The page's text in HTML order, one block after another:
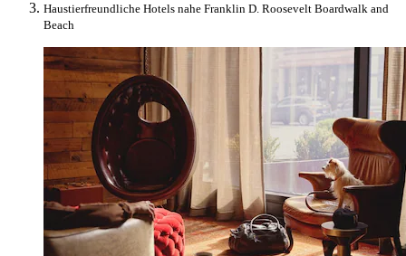
Haustierfreundliche Hotels nahe Franklin D. Roosevelt Boardwalk and
Beach